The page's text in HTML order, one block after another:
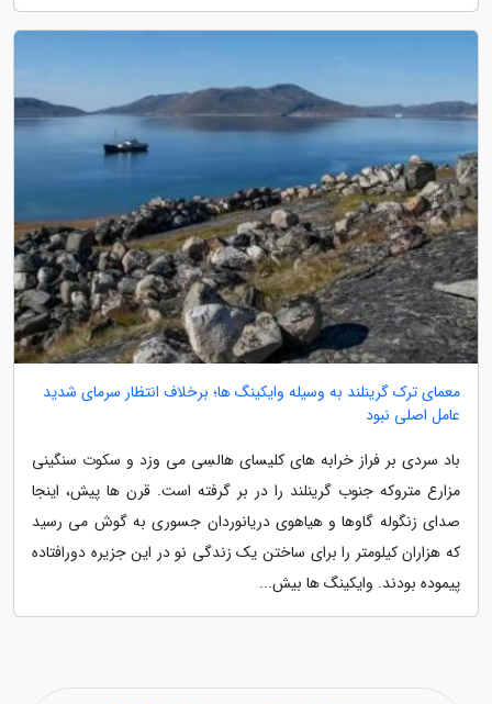
معمای ترک گرینلند به وسیله وایکینگ ها؛ برخلاف انتظار سرمای شدید
عامل اصلی نبود
باد سردی بر فراز خرابه های کلیسای هالسِی می وزد و سکوت سنگینی
مزارع متروکه جنوب گرینلند را در بر گرفته است. قرن ها پیش، اینجا
صدای زنگوله گاوها و هیاهوی دریانوردان جسوری به گوش می رسید
که هزاران کیلومتر را برای ساختن یک زندگی نو در این جزیره دورافتاده
پیموده بودند. وایکینگ ها بیش...